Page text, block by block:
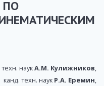
наукА.М. Кулижников
канд. техн. наук Р.А. Еремин